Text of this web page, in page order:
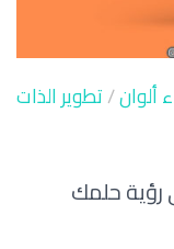
ألوان/تطوير الذات
على رؤية حلمك